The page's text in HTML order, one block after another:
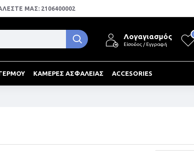
ΜΑΣ: 2106400002
Λογαγιασμός
Είσοδος / Εγγραφή
ΚΑΜΕΡΕΣ ΑΣΦΑΛΕΙΑΣ ACCESORIES